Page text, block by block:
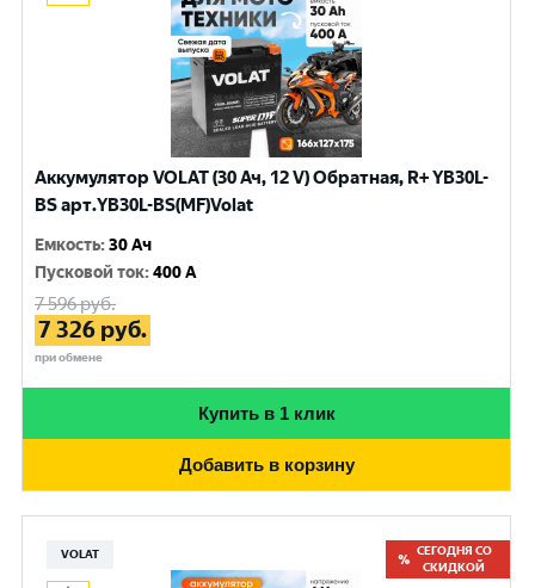
Аккумулятор VOLAT (30 Ач, 12 V) Обратная, R+ YB30L-
BS арт.YB30L-BS(MF)Volat
Емкость:30 Ач
Пусковой ток:400 A
7 596руб.
7 326 руб.
при обмене
Купить в 1 клик
Добавить в корзину
VOLAT
СЕГОДНЯ СО
СКИДКОЙ